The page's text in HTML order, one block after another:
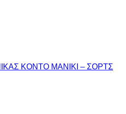
ΚΟΝΤΟ ΜΑΝΙΚΙ – ΣΟΡΤΣ